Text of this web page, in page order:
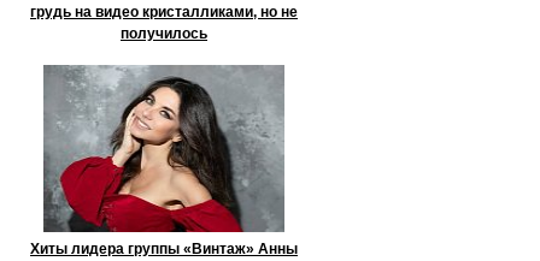
грудь на видео кристалликами, но не
получилось
Хиты лидера группы «Винтаж» Анны